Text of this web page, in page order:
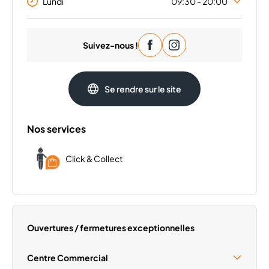
09:30 - 20:00
09:30 - 20:00
Vendredi
09:30 - 20:00
Samedi
09:30 - 20:00
Suivez-nous !
Se rendre sur le site
Nos services
Click & Collect
Ouvertures / fermetures exceptionnelles
Centre Commercial